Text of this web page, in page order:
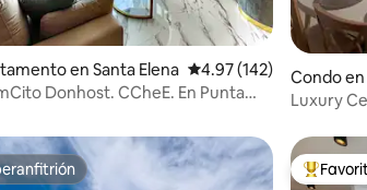
4.92 de 5, 264 reseñas
en Santa Elena Calificación promedio:
4.97 (142)
Donhost. CCheE. En Punta
Condo en
Luxury
Favorito